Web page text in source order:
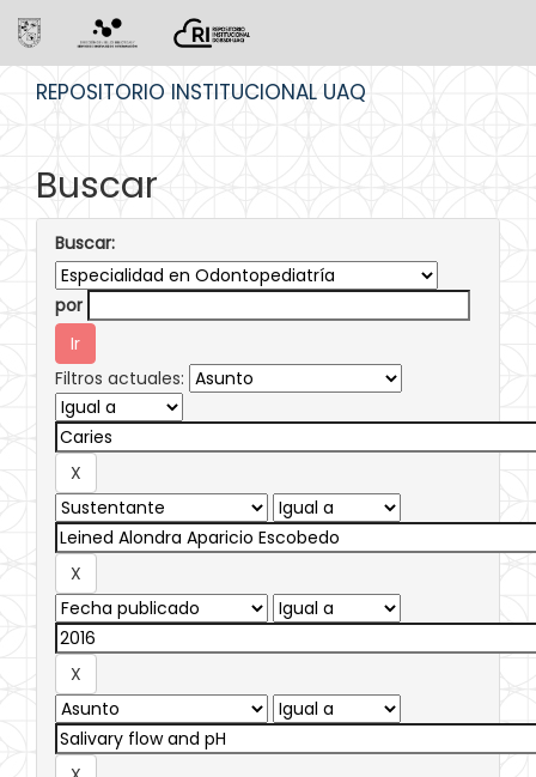
REPOSITORIO INSTITUCIONAL UAQ
Buscar
Buscar:
por
Filtros actuales: